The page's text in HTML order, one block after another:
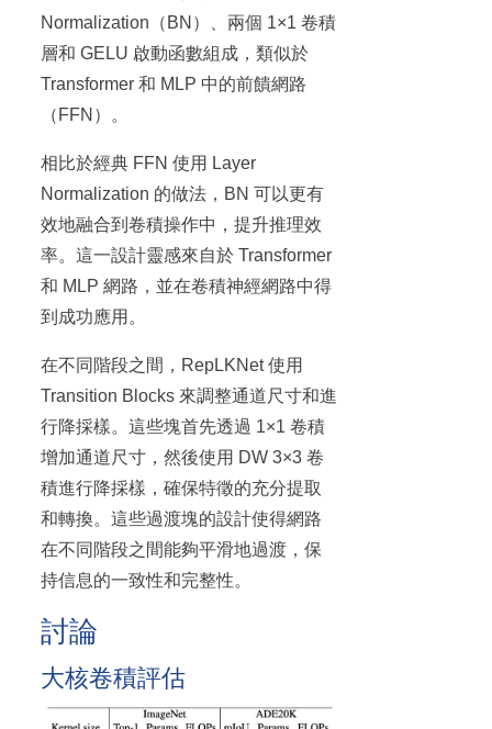
Normalization（BN）、兩個 1×1 卷積
層和 GELU 啟動函數組成，類似於
Transformer 和 MLP 中的前饋網路
（FFN）。
相比於經典 FFN 使用 Layer
Normalization 的做法，BN 可以更有
效地融合到卷積操作中，提升推理效
率。這一設計靈感來自於 Transformer
和 MLP 網路，並在卷積神經網路中得
到成功應用。
在不同階段之間，RepLKNet 使用
Transition Blocks 來調整通道尺寸和進
行降採樣。這些塊首先透過 1×1 卷積
增加通道尺寸，然後使用 DW 3×3 卷
積進行降採樣，確保特徵的充分提取
和轉換。這些過渡塊的設計使得網路
在不同階段之間能夠平滑地過渡，保
持信息的一致性和完整性。
討論
大核卷積評估